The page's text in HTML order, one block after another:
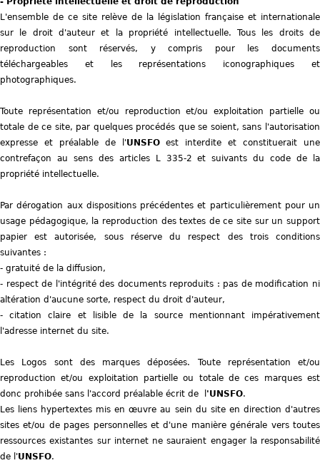
r
a
e
-
m
a
L'ensemble de ce site relève de la législation française et internationale
sur le droit d'auteur et la propriété intellectuelle. Tous les droits de
reproduction sont réservés, y compris pour les documents
téléchargeables et les représentations iconographiques et
photographiques.
Toute représentation et/ou reproduction et/ou exploitation partielle ou
totale de ce site, par quelques procédés que se soient, sans l'autorisation
expresse et préalable de l'UNSFOest interdite et constituerait une
contrefaçon au sens des articles L 335-2 et suivants du code de la
propriété intellectuelle.
Par dérogation aux dispositions précédentes et particulièrement pour un
usage pédagogique, la reproduction des textes de ce site sur un support
papier est autorisée, sous réserve du respect des trois conditions
suivantes :
- gratuité de la diffusion,
- respect de l'intégrité des documents reproduits : pas de modification ni
altération d'aucune sorte, respect du droit d'auteur,
- citation claire et lisible de la source mentionnant impérativement
l'adresse internet du site.
Les Logos sont des marques déposées. Toute représentation et/ou
reproduction et/ou exploitation partielle ou totale de ces marques est
donc prohibée sans l'accord préalable écrit de l 'UNSFO.
Les liens hypertextes mis en œuvre au sein du site en direction d'autres
sites et/ou de pages personnelles et d'une manière générale vers toutes
ressources existantes sur internet ne sauraient engager la responsabilité
de l'UNSFO.